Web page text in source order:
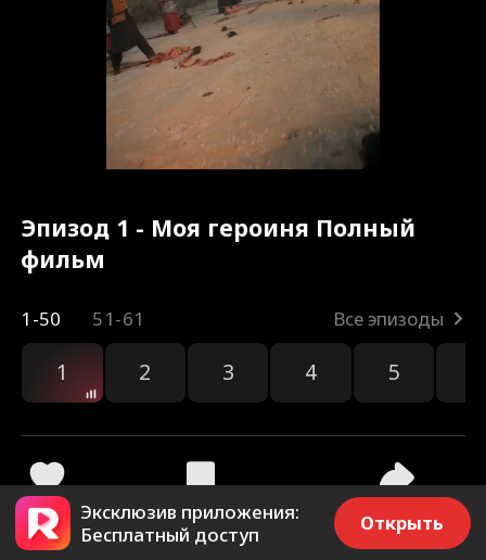
Эпизод 1 - Моя героиня Полный
фильм
1-50 51-61 Все эпизоды
1 2 3 4 5
3.7k 17.7k Поделиться
Эксклюзив приложения:
Бесплатный доступ
Открыть